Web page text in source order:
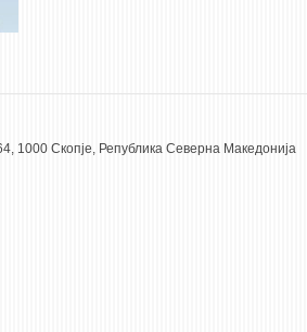
1000 Скопје, Република Северна Македонија